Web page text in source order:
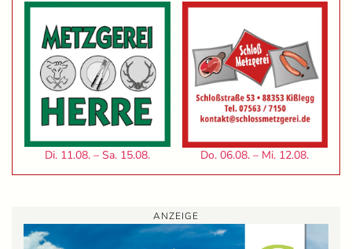
Di. 11.08. – Sa. 15.08. Do. 06.08. – Mi. 12.08.
ANZEIGE